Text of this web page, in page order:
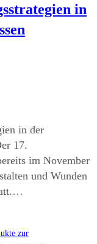
in
in der
17.
im November
und Wunden